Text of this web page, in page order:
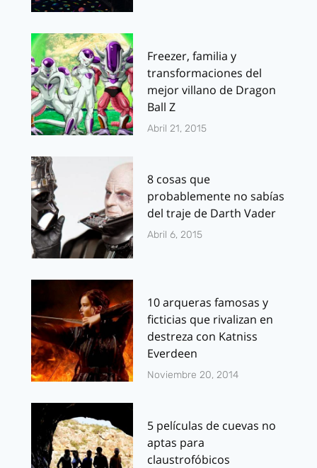
Freezer, familia y
transformaciones del
mejor villano de Dragon
Ball Z
Abril 21, 2015
8 cosas que
probablemente no sabías
del traje de Darth Vader
Abril 6, 2015
10 arqueras famosas y
ficticias que rivalizan en
destreza con Katniss
Everdeen
Noviembre 20, 2014
5 películas de cuevas no
aptas para
claustrofóbicos